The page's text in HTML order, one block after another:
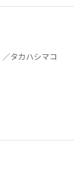
おしおしお ／まにお ／つつい ／柏木ツキコ ／のちむゆ ／いちごイチエ ／タカハシマコ